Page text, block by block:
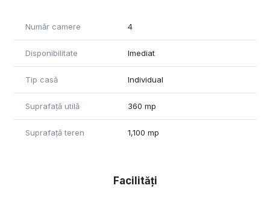
livada ( cireș,vișin , mere,pere ,) Dotări suplimentare: - Teren
aferent în suprafața totală de 1100mp, complet împrejmuit cu
garduri și mulți copaci. - Poartă de acces cu acționare
electrică prin radiofrecvență. - Sistem de supraveghere
video (zi+noapte) cu 12 camere exterioare. - Sistem de
încălzire cu calorifere, centrală pe gaz tip imergas noua
Număr camere 4
Disponibilitate Imediat
Tip casă Individual
Suprafață utilă 360 mp
Suprafață teren 1,100 mp
Facilități